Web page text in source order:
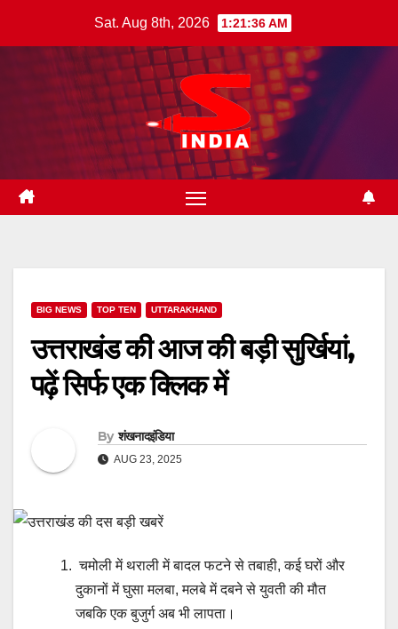
Sat. Aug 8th, 2026 1:21:37 AM
BIG NEWS TOP TEN UTTARAKHAND
उत्तराखंड की आज की बड़ी सुर्खियां,
पढ़ें सिर्फ एक क्लिक में
By शंखनादइंडिया
AUG 23, 2025
चमोली में थराली में बादल फटने से तबाही, कई घरों और
दुकानों में घुसा मलबा, मलबे में दबने से युवती की मौत
जबकि एक बुजुर्ग अब भी लापता।